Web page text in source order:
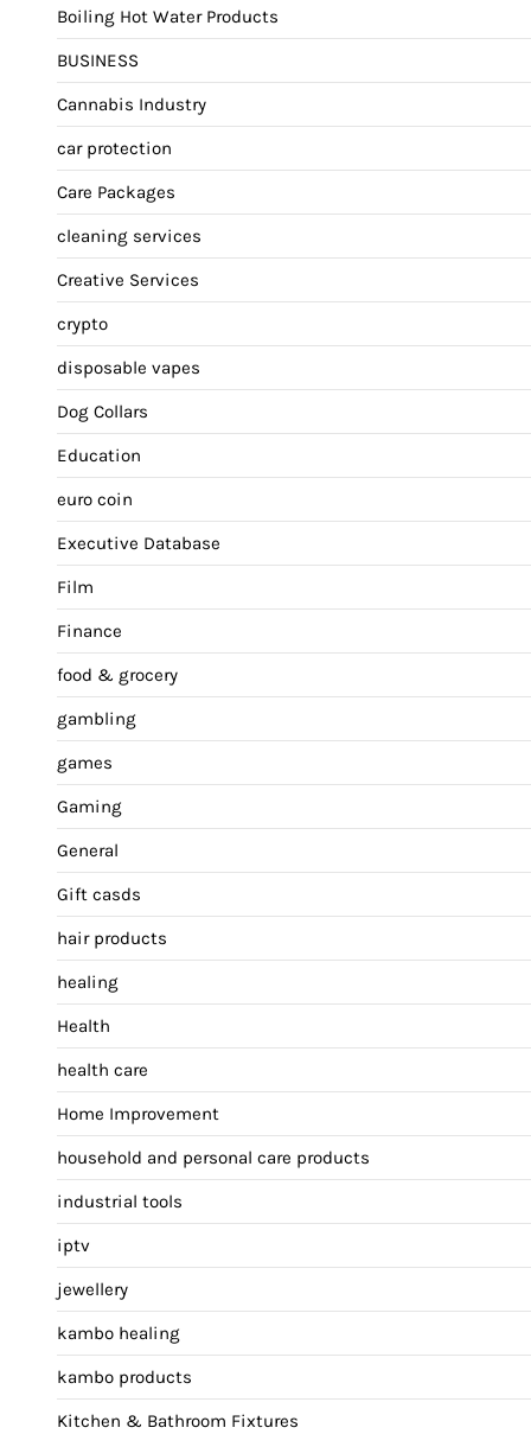
Boiling Hot Water Products
BUSINESS
Cannabis Industry
car protection
Care Packages
cleaning services
Creative Services
crypto
disposable vapes
Dog Collars
Education
euro coin
Executive Database
Film
Finance
food & grocery
gambling
games
Gaming
General
Gift casds
hair products
healing
Health
health care
Home Improvement
household and personal care products
industrial tools
iptv
jewellery
kambo healing
kambo products
Kitchen & Bathroom Fixtures